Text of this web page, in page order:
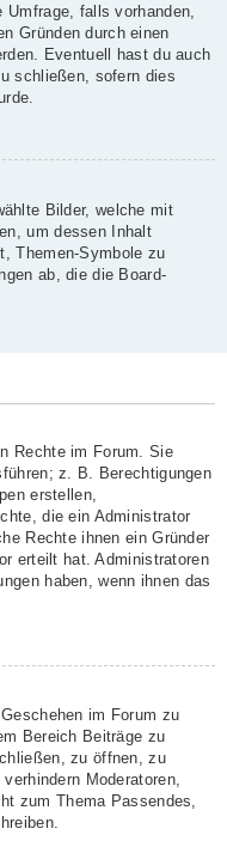
falls vorhanden,
Gründen durch einen
Eventuell hast du auch
schließen, sofern dies
Bilder, welche mit
um dessen Inhalt
Themen-Symbole zu
ab, die die Board-
Rechte im Forum. Sie
z. B. Berechtigungen
erstellen,
die ein Administrator
Rechte ihnen ein Gründer
erteilt hat. Administratoren
haben, wenn ihnen das
im Forum zu
Bereich Beiträge zu
zu öffnen, zu
Moderatoren,
zum Thema Passendes,